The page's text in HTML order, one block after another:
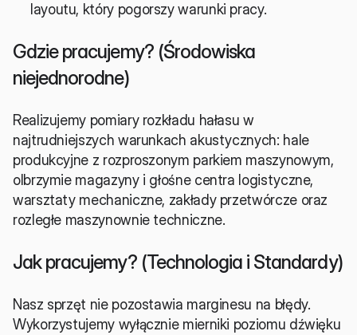
layoutu, który pogorszy warunki pracy.
Gdzie pracujemy? (Środowiska
niejednorodne)
Realizujemy pomiary rozkładu hałasu w
najtrudniejszych warunkach akustycznych: hale
produkcyjne z rozproszonym parkiem maszynowym,
olbrzymie magazyny i głośne centra logistyczne,
warsztaty mechaniczne, zakłady przetwórcze oraz
rozległe maszynownie techniczne.
Jak pracujemy? (Technologia i Standardy)
Nasz sprzęt nie pozostawia marginesu na błędy.